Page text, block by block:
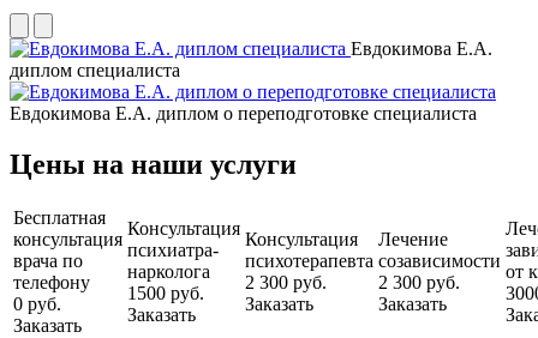
Евдокимова Е.А.
диплом специалиста
Евдокимова Е.А. диплом о переподготовке специалиста
Цены на наши услуги
Бесплатная
консультация
врача по
телефону
0 руб.
Заказать
Консультация
психиатра-
нарколога
1500 руб.
Заказать
Консультация
психотерапевта
2 300 руб.
Заказать
Лечение
созависимости
2 300 руб.
Заказать
от